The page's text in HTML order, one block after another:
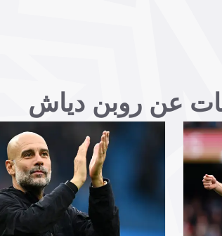
عن روبن دياش